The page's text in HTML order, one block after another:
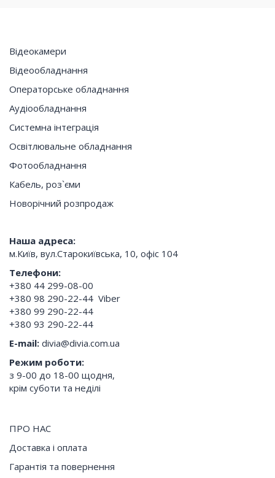
ПРО НАС
Доставка і оплата
Гарантія та повернення
Відеокамери
Відеообладнання
Операторське обладнання
Аудіообладнання
Системна інтеграція
Освітлювальне обладнання
Фотообладнання
Кабель, роз`єми
Новорічний розпродаж
Нашa адресa:
м.Київ, вул.Старокиївська, 10, офіс 104
Телефони:
+380 44 299-08-00
+380 98 290-22-44 Viber
+380 99 290-22-44
+380 93 290-22-44
E-mail: divia@divia.com.ua
Режим роботи:
з 9-00 до 18-00 щодня,
крім суботи та неділі